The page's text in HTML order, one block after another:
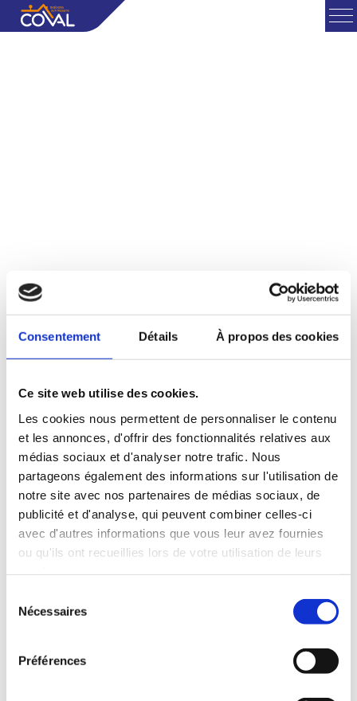
Consentement Détails À propos des cookies
Ce site web utilise des cookies.
Les cookies nous permettent de personnaliser le contenu
et les annonces, d'offrir des fonctionnalités relatives aux
médias sociaux et d'analyser notre trafic. Nous
partageons également des informations sur l'utilisation de
notre site avec nos partenaires de médias sociaux, de
publicité et d'analyse, qui peuvent combiner celles-ci
avec d'autres informations que vous leur avez fournies
ou qu'ils ont recueillies lors de votre utilisation de leurs
Nécessaires
Préférences